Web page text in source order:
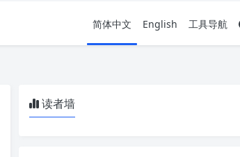
简体中文 English 工具导航
读者墙